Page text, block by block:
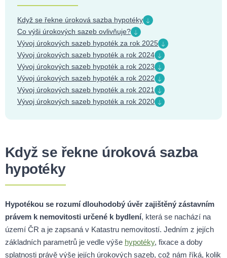
Když se řekne úroková sazba hypotéky
Co výši úrokových sazeb ovlivňuje?
Vývoj úrokových sazeb hypoték za rok 2025
Vývoj úrokových sazeb hypoték a rok 2024
Vývoj úrokových sazeb hypoték a rok 2023
Vývoj úrokových sazeb hypoték a rok 2022
Vývoj úrokových sazeb hypoték a rok 2021
Vývoj úrokových sazeb hypoték a rok 2020
Když se řekne úroková sazba
hypotéky
Hypotékou se rozumí dlouhodobý úvěr zajištěný zástavním
právem k nemovitosti určené k bydlení, která se nachází na
území ČR a je zapsaná v Katastru nemovitostí. Jedním z jejích
základních parametrů je vedle výše hypotéky, fixace a doby
splatnosti právě výše jejích úrokových sazeb, což nám říká, kolik